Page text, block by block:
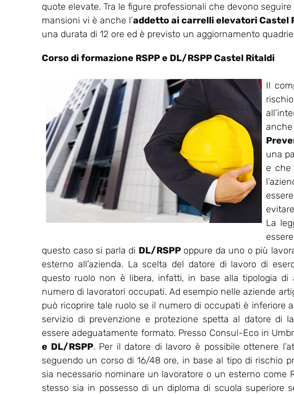
quote elevate. Tra le figure professionali che devono
mansioni vi è anche l’addetto ai carrelli elevatori Castel
una durata di 12 ore ed è previsto un aggiornamento
Corso di formazione RSPP e DL/RSPP Castel Ritaldi
Il
una
e che
La
questo caso si parla di DL/RSPPoppure da uno o più
esterno all’azienda. La scelta del datore di lavoro di
questo ruolo non è libera, infatti, in base alla tipologia
numero di lavoratori occupati. Ad esempio nelle aziende
può ricoprire tale ruolo se il numero di occupati è inferiore
servizio di prevenzione e protezione spetta al datore di
essere adeguatamente formato. Presso Consul-Eco in
e DL/RSPP. Per il datore di lavoro è possibile ottenere
seguendo un corso di 16/48 ore, in base al tipo di rischio
sia necessario nominare un lavoratore o un esterno come
stesso sia in possesso di un diploma di scuola superiore